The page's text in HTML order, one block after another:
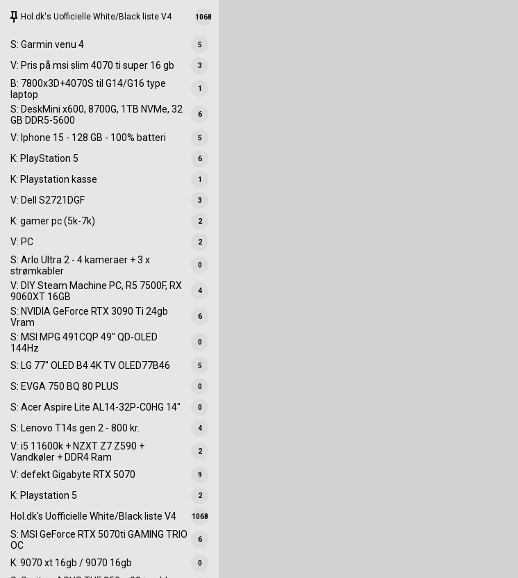
keep Hol.dk's Uofficielle White/Black liste V4 1068
S: Garmin venu 4 5
V: Pris på msi slim 4070 ti super 16 gb 3
B: 7800x3D+4070S til G14/G16 type
laptop
1
S: DeskMini x600, 8700G, 1TB NVMe, 32
GB DDR5-5600
6
V: Iphone 15 - 128 GB - 100% batteri 5
K: PlayStation 5 6
K: Playstation kasse 1
V: Dell S2721DGF 3
K: gamer pc (5k-7k) 2
V: PC 2
S: Arlo Ultra 2 - 4 kameraer + 3 x
strømkabler
0
V: DIY Steam Machine PC, R5 7500F, RX
9060XT 16GB
4
S: NVIDIA GeForce RTX 3090 Ti 24gb
Vram
6
S: MSI MPG 491CQP 49" QD-OLED
144Hz
0
S: LG 77" OLED B4 4K TV OLED77B46 5
S: EVGA 750 BQ 80 PLUS 0
S: Acer Aspire Lite AL14-32P-C0HG 14" 0
S: Lenovo T14s gen 2 - 800 kr. 4
V: i5 11600k + NZXT Z7 Z590 +
Vandkøler + DDR4 Ram
2
V: defekt Gigabyte RTX 5070 9
K: Playstation 5 2
Hol.dk's Uofficielle White/Black liste V4 1068
S: MSI GeForce RTX 5070ti GAMING TRIO
OC
6
K: 9070 xt 16gb / 9070 16gb 0